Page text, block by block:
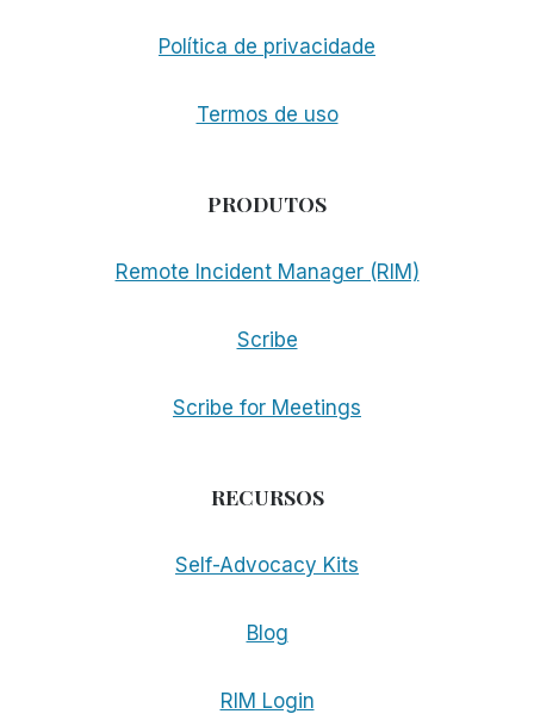
Política de privacidade
Termos de uso
PRODUTOS
Remote Incident Manager (RIM)
Scribe
Scribe for Meetings
RECURSOS
Self-Advocacy Kits
Blog
RIM Login